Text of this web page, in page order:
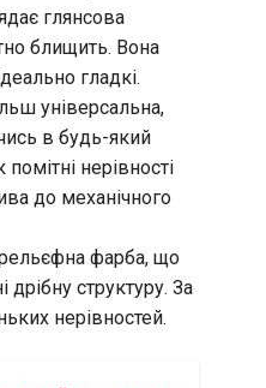
глянсова
блищить. Вона
гладкі.
універсальна,
в будь-який
нерівності
до механічного
фарба, що
структуру. За
нерівностей.